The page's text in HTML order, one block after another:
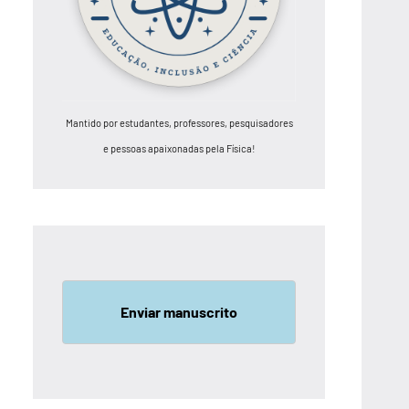
Mantido por estudantes, professores, pesquisadores
e pessoas apaixonadas pela Física!
Enviar manuscrito